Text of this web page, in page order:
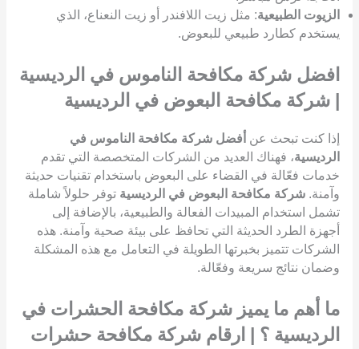
الزيوت الطبيعية: مثل زيت اللافندر أو زيت النعناع، الذي
يستخدم كطارد طبيعي للبعوض.
افضل شركة مكافحة الناموس في الرديسية
| شركة مكافحة البعوض في الرديسية
إذا كنت تبحث عن أفضل شركة مكافحة الناموس في
الرديسية، فهناك العديد من الشركات المتخصصة التي تقدم
خدمات فعّالة في القضاء على البعوض باستخدام تقنيات حديثة
وآمنة. شركة مكافحة البعوض في الرديسية توفر حلولاً شاملة
تشمل استخدام المبيدات الفعالة والطبيعية، بالإضافة إلى
أجهزة الطرد الحديثة التي تحافظ على بيئة صحية وآمنة. هذه
الشركات تتميز بخبرتها الطويلة في التعامل مع هذه المشكلة
وضمان نتائج سريعة وفعّالة.
ما أهم ما يميز شركة مكافحة الحشرات في
الرديسية ؟ | ارقام شركة مكافحة حشرات